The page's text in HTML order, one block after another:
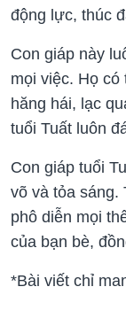
động lực, thúc
Con giáp này
mọi việc. Họ
hăng hái, lạc
tuổi Tuất luôn
Con giáp tuổi
võ và tỏa
phô diễn mọi
của bạn bè,
*Bài viết chỉ